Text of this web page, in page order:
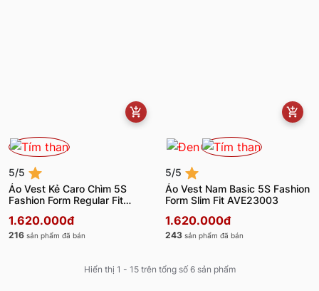
5/5
Áo Vest Kẻ Caro Chìm 5S
Fashion Form Regular Fit
1.620.000đ
216 sản phẩm đã bán
5/5
Áo Vest Nam Basic 5S Fashion
Form Slim Fit AVE23003
1.620.000đ
243 sản phẩm đã bán
Hiển thị 1 - 15 trên tổng số 6 sản phẩm